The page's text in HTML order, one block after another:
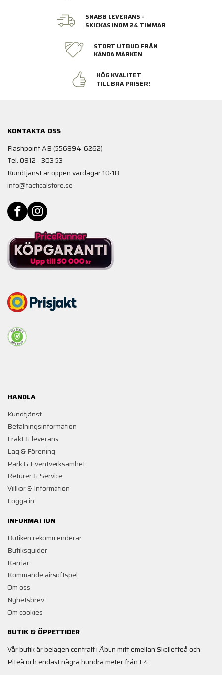
SNABB LEVERANS -
SKICKAS INOM 24 TIMMAR
STORT UTBUD FRÅN
KÄNDA MÄRKEN
HÖG KVALITET
TILL BRA PRISER!
KONTAKTA OSS
Flashpoint AB (556894-6262)
Tel. 0912 - 303 53
Kundtjänst är öppen vardagar 10-18
info@tacticalstore.se
HANDLA
Kundtjänst
Betalningsinformation
Frakt & leverans
Lag & Förening
Park & Eventverksamhet
Returer & Service
Villkor & Information
Logga in
INFORMATION
Butiken rekommenderar
Butiksguider
Karriär
Kommande airsoftspel
Om oss
Nyhetsbrev
Om cookies
BUTIK & ÖPPETTIDER
Vår butik är belägen centralt i Åbyn mitt emellan Skellefteå och
Piteå och endast några hundra meter från E4.